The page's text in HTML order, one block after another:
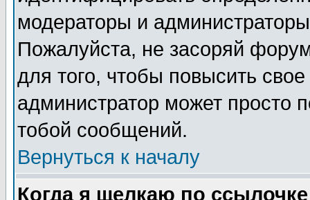
модераторы и
Пожалуйста, не засоряй
для того, чтобы повысить
администратор может просто
тобой сообщений.
Вернуться к началу
Когда я щелкаю по